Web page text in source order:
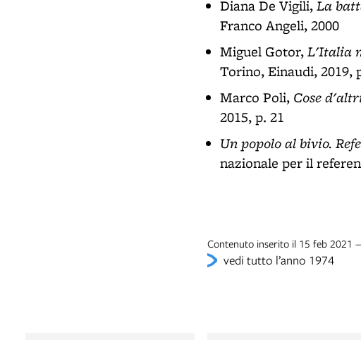
Diana De Vigili,La
Franco Angeli, 2000
Miguel Gotor,L'Italia
Torino, Einaudi, 2019,
Marco Poli, Cose
2015, p. 21
Un popolo al bivio.
nazionale per il
Contenuto inserito il 15 feb 2021
vedi tutto l’anno 1974